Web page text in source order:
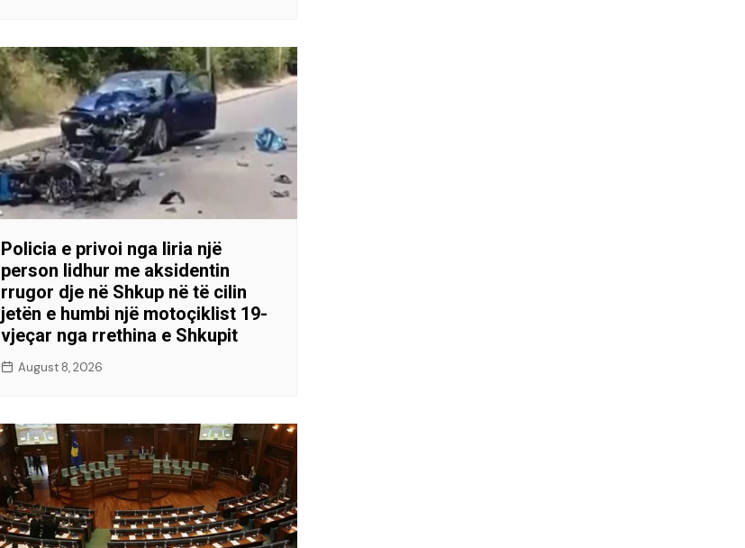
Policia e privoi nga liria një
person lidhur me aksidentin
rrugor dje në Shkup në të cilin
jetën e humbi një motoçiklist 19-
vjeçar nga rrethina e Shkupit
August 8, 2026